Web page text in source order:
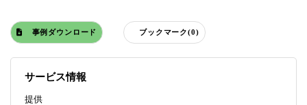
事例ダウンロード ブックマーク(0)
サービス情報
提供